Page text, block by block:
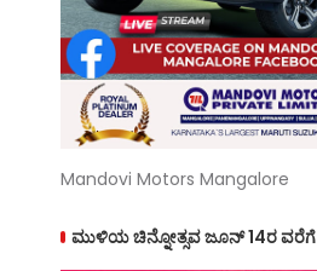
Mandovi Motors Mangalore
ಮುಳಿಯ ಚಿನ್ನೋತ್ಸವ ಜೂನ್ 14ರ ವರೆಗೆ